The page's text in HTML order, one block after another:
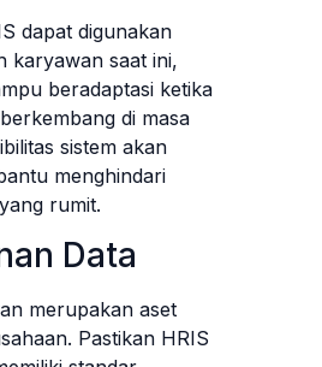
dapat digunakan
karyawan saat ini,
beradaptasi ketika
di masa
sistem akan
menghindari
rumit.
Data
merupakan aset
Pastikan HRIS